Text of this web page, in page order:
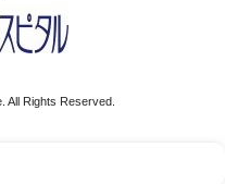
All Rights Reserved.